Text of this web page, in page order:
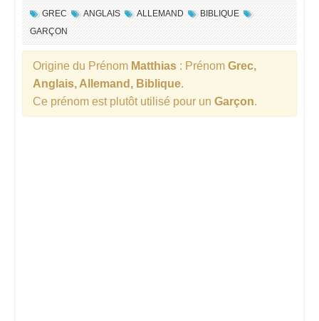
GREC ANGLAIS ALLEMAND
BIBLIQUE
GARÇON
Origine du Prénom Matthias : Prénom Grec,
Anglais, Allemand, Biblique.
Ce prénom est plutôt utilisé pour un Garçon.